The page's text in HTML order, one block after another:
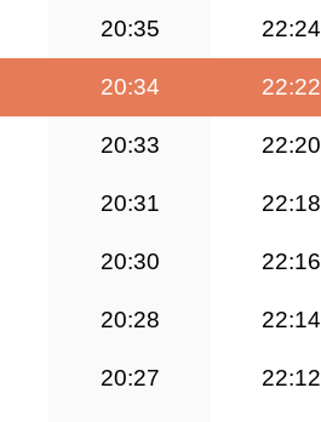
20:35 22:24
20:34 22:22
20:33 22:20
20:31 22:18
20:30 22:16
20:28 22:14
20:27 22:12